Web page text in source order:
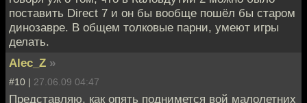
поставить Direct 7 и он бы вообще пошёл бы старом
динозавре. В общем толковые парни, умеют игры
делать.
Alec_Z »
#10 | 27.06.09 04:47
Представляю, как опять поднимется вой малолетних